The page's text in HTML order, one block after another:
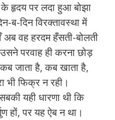
हृदय पर लदा हुआ बोझा
ब-दिन विरक्तावस्था में
अब वह हरदम हँसती-बोलती
परवाह ही करना छोड़
जाता है, कब खाता है,
भी फिक्र न रही।
यही धारणा थी कि
हों, पर यह ऐब न था।